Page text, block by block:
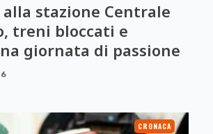
stazione Centrale
treni bloccati e
giornata di passione
CRONACA